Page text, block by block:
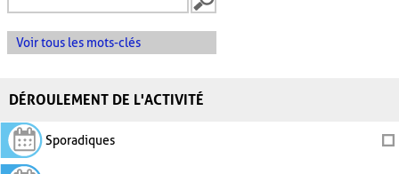
Voir tous les mots-clés
DÉROULEMENT DE L'ACTIVITÉ
Sporadiques